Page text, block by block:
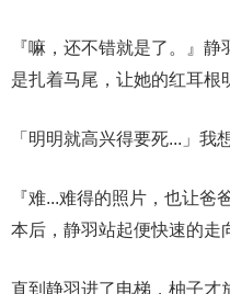
『嘛，还不错就是了。』
是扎着马尾，让她的红耳根
「明明就高兴得要死...」我
『难...难得的照片，也让
本后，静羽站起便快速的走
直到静羽进了电梯，柚子才